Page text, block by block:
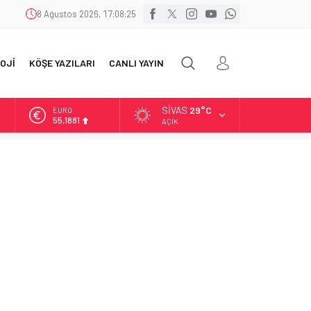
8 Ağustos 2026, 17:08:26
KÖŞE YAZILARI CANLI YAYIN
ALTIN
6.660,55
SIVAS 29°C
AÇIK